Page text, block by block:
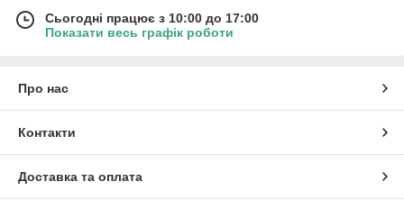
Сьогодні працює з 10:00 до 17:00
Показати весь графік роботи
Про нас
Контакти
Доставка та оплата